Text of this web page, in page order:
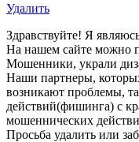
Удалить
Здравствуйте! Я
На нашем сайте можно
Мошенники, украли
Наши партнеры,
возникают проблемы,
действий(фишинга) с
мошеннических
Просьба удалить или